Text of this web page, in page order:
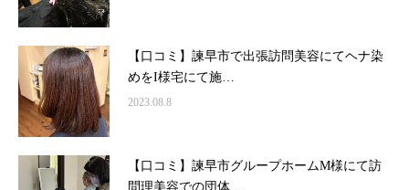
【口コミ】諫早市で出張訪問美容にてヘナ染
めをI様宅にて施…
2023.08.8
【口コミ】諫早市グループホームM様にて訪
問理美容での団体…